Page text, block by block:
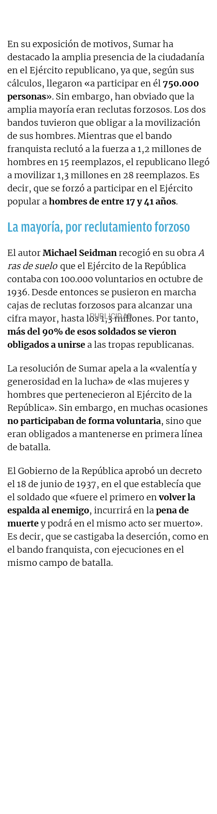
En su exposición de motivos, Sumar ha
destacado la amplia presencia de la ciudadanía
en el Ejército republicano, ya que, según sus
cálculos, llegaron «a participar en él750.000
personas». Sin embargo, han obviado que la
amplia mayoría eran reclutas forzosos. Los dos
bandos tuvieron que obligar a la movilización
de sus hombres. Mientras que el bando
franquista reclutó a la fuerza a 1,2 millones de
hombres en 15 reemplazos, el republicano llegó
a movilizar 1,3 millones en 28 reemplazos. Es
decir, que se forzó a participar en el Ejército
popular ahombres de entre 17 y 41 años.
La mayoría, por reclutamiento forzoso
El autorMichael Seidmanrecogió en su obraA
ras de suelo que el Ejército de la República
contaba con 100.000 voluntarios en octubre de
1936. Desde entonces se pusieron en marcha
cajas de reclutas forzosos para alcanzar una
cifra mayor, hasta los 1,3 millones. Por tanto,
más del 90% de esos soldados se vieron
obligados a unirse a las tropas republicanas.
La resolución de Sumar apela a la «valentía y
generosidad en la lucha» de «las mujeres y
hombres que pertenecieron al Ejército de la
República». Sin embargo, en muchas ocasiones
no participaban de forma voluntaria, sino que
eran obligados a mantenerse en primera línea
de batalla.
El Gobierno de la República aprobó un decreto
el 18 de junio de 1937, en el que establecía que
el soldado que «fuere el primero envolver la
espalda al enemigo, incurrirá en lapena de
muertey podrá en el mismo acto ser muerto».
Es decir, que se castigaba la deserción, como en
el bando franquista, con ejecuciones en el
mismo campo de batalla.